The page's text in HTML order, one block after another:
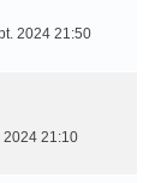
2024 21:50
2024 21:10